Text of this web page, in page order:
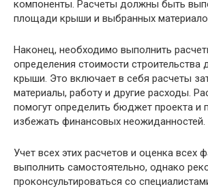
компоненты. Расчеты должны быть
площади крыши и выбранных
Наконец, необходимо выполнить
определения стоимости строительства
крыши. Это включает в себя расчеты
материалы, работу и другие расходы.
помогут определить бюджет проекта и
избежать финансовых неожиданностей.
Учет всех этих расчетов и оценка всех
выполнить самостоятельно, однако
проконсультироваться со